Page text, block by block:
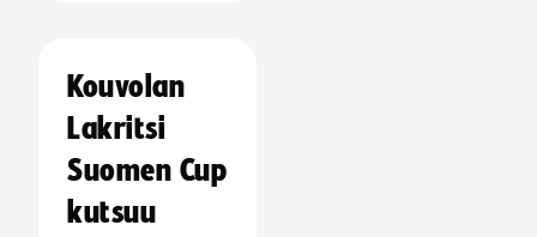
Kouvolan
Lakritsi
Suomen Cup
kutsuu